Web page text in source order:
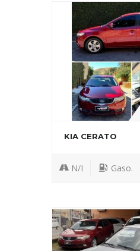
KIA CERATO
N/I Gaso.